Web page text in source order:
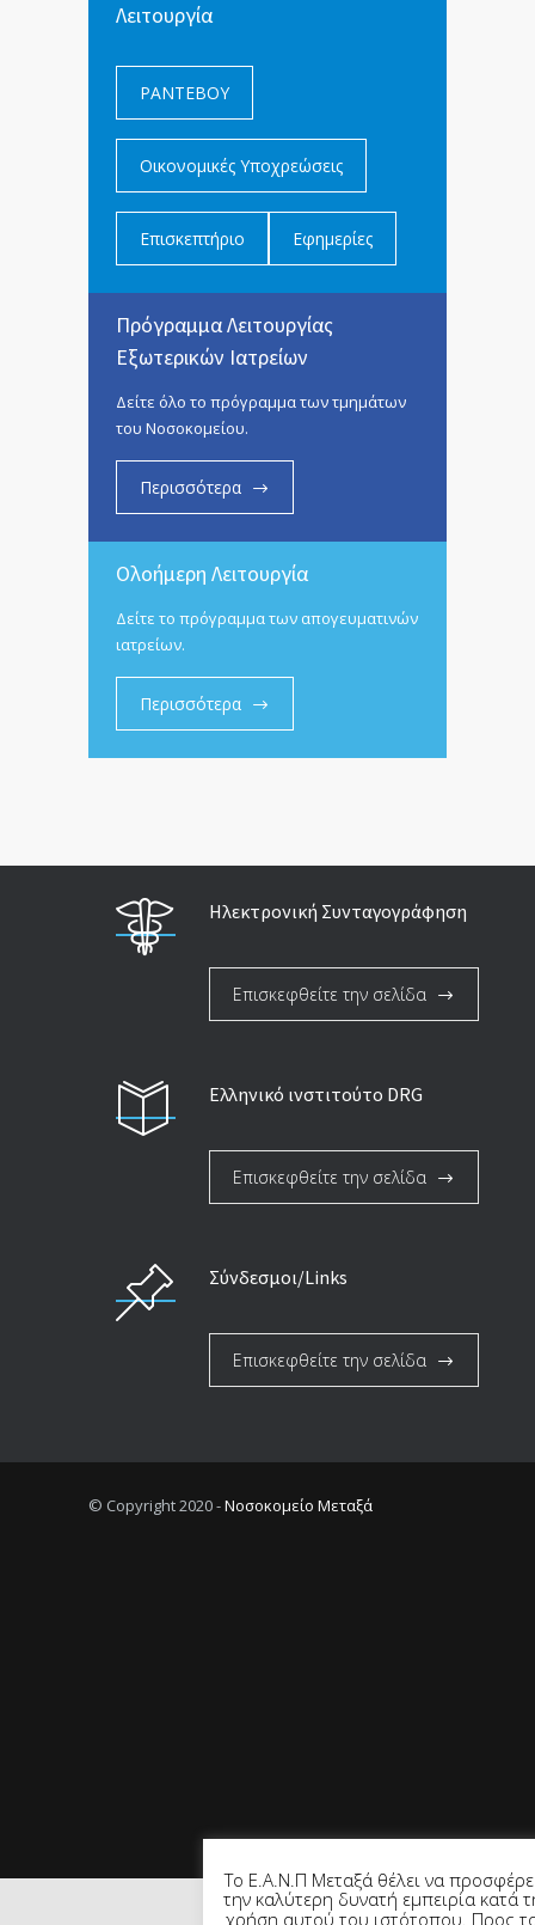
Λειτουργία
ΡΑΝΤΕΒΟΥ
Οικονομικές Υποχρεώσεις
Επισκεπτήριο Εφημερίες
Πρόγραμμα Λειτουργίας
Εξωτερικών Ιατρείων
Δείτε όλο το πρόγραμμα των τμημάτων
του Νοσοκομείου.
Περισσότερα
Ολοήμερη Λειτουργία
Δείτε το πρόγραμμα των απογευματινών
ιατρείων.
Περισσότερα
Ηλεκτρονική Συνταγογράφηση
Επισκεφθείτε την σελίδα
Ελληνικό ινστιτούτο DRG
Επισκεφθείτε την σελίδα
Σύνδεσμοι/Links
Επισκεφθείτε την σελίδα
© Copyright 2020 -Νοσοκομείο Μεταξά
Το Ε.Α.Ν.Π Μεταξά θέλει να
την καλύτερη δυνατή εμπειρία κατά
χρήση αυτού του ιστότοπου. Προς